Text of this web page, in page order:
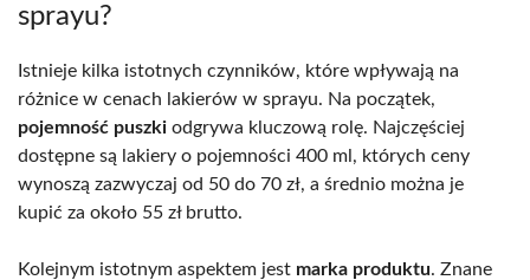
sprayu?
Istnieje kilka istotnych czynników, które wpływają na
różnice w cenach lakierów w sprayu. Na początek,
pojemność puszki odgrywa kluczową rolę. Najczęściej
dostępne są lakiery o pojemności 400 ml, których ceny
wynoszą zazwyczaj od 50 do 70 zł, a średnio można je
kupić za około 55 zł brutto.
Kolejnym istotnym aspektem jest marka produktu. Znane